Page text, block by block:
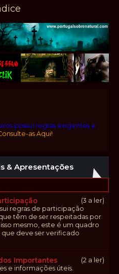
possui regras exigentes e
as Aqui!
& Apresentações
(3 a ler)
regras de participação
têm de ser respeitadas por
mesmo, este é um quadro
deve ser verificado
Importantes
(2 a ler)
e informações úteis.